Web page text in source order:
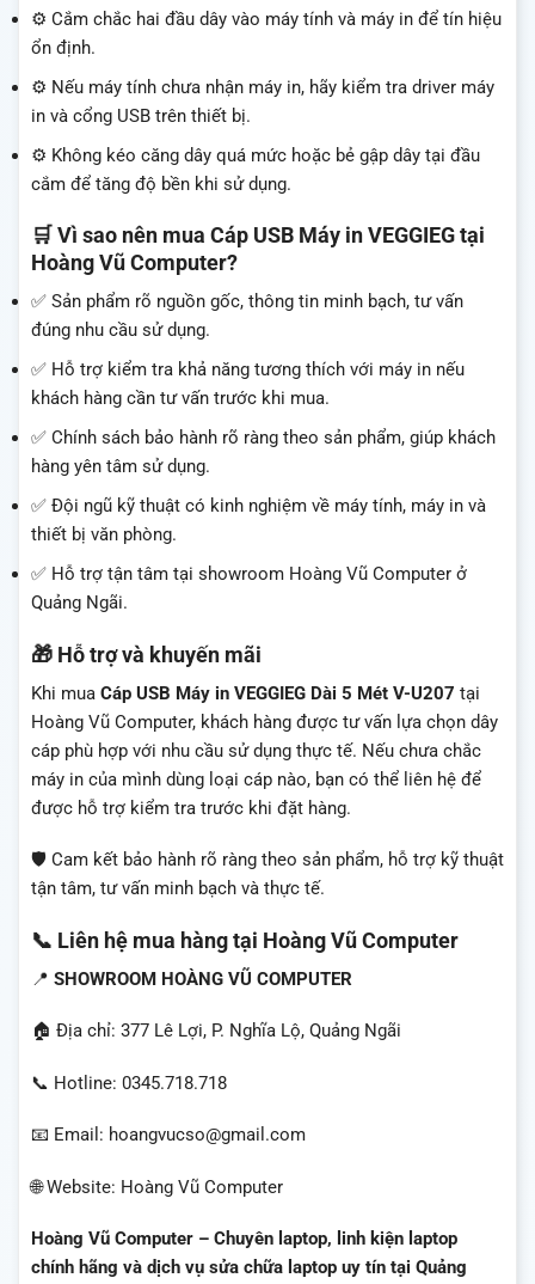
⚙️ Cắm chắc hai đầu dây vào máy tính và máy in để tín hiệu
ổn định.
⚙️ Nếu máy tính chưa nhận máy in, hãy kiểm tra driver máy
in và cổng USB trên thiết bị.
⚙️ Không kéo căng dây quá mức hoặc bẻ gập dây tại đầu
cắm để tăng độ bền khi sử dụng.
🛒 Vì sao nên mua Cáp USB Máy in VEGGIEG tại
Hoàng Vũ Computer?
✅ Sản phẩm rõ nguồn gốc, thông tin minh bạch, tư vấn
đúng nhu cầu sử dụng.
✅ Hỗ trợ kiểm tra khả năng tương thích với máy in nếu
khách hàng cần tư vấn trước khi mua.
✅ Chính sách bảo hành rõ ràng theo sản phẩm, giúp khách
hàng yên tâm sử dụng.
✅ Đội ngũ kỹ thuật có kinh nghiệm về máy tính, máy in và
thiết bị văn phòng.
✅ Hỗ trợ tận tâm tại showroom Hoàng Vũ Computer ở
Quảng Ngãi.
🎁 Hỗ trợ và khuyến mãi
Khi mua Cáp USB Máy in VEGGIEG Dài 5 Mét V-U207 tại
Hoàng Vũ Computer, khách hàng được tư vấn lựa chọn dây
cáp phù hợp với nhu cầu sử dụng thực tế. Nếu chưa chắc
máy in của mình dùng loại cáp nào, bạn có thể liên hệ để
được hỗ trợ kiểm tra trước khi đặt hàng.
🛡️ Cam kết bảo hành rõ ràng theo sản phẩm, hỗ trợ kỹ thuật
tận tâm, tư vấn minh bạch và thực tế.
📞 Liên hệ mua hàng tại Hoàng Vũ Computer
📍 SHOWROOM HOÀNG VŨ COMPUTER
🏠 Địa chỉ: 377 Lê Lợi, P. Nghĩa Lộ, Quảng Ngãi
📞 Hotline: 0345.718.718
📧 Email: hoangvucso@gmail.com
🌐 Website: Hoàng Vũ Computer
Hoàng Vũ Computer – Chuyên laptop, linh kiện laptop
chính hãng và dịch vụ sửa chữa laptop uy tín tại Quảng